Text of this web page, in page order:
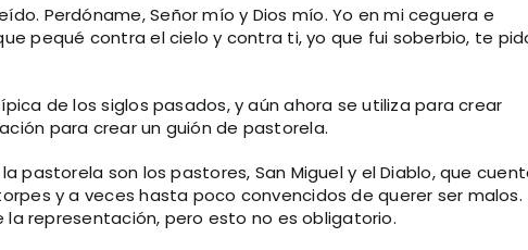
Perdóname, Señor mío y Dios mío. Yo en mi ceguera e
pequé contra el cielo y contra ti, yo que fui soberbio, te
de los siglos pasados, y aún ahora se utiliza para crear
para crear un guión de pastorela.
pastorela son los pastores, San Miguel y el Diablo, que
y a veces hasta poco convencidos de querer ser malos.
la representación, pero esto no es obligatorio.